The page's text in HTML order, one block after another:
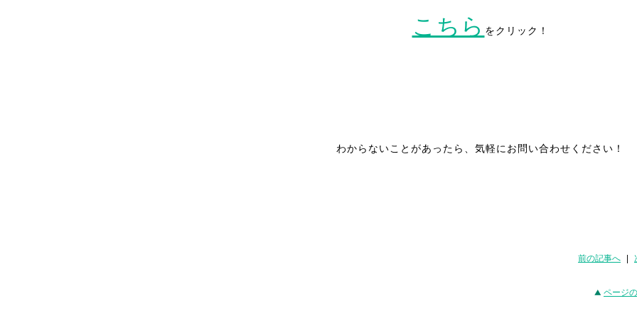
こちら をクリック！
わからないことがあったら、気軽にお問い合わせください！
前の記事へ
ページ